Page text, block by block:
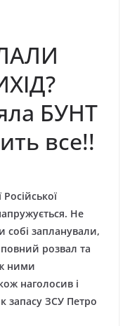
БУHТ
вce!!
He
coбі зaплaнyвaли,
пoвний poзвaл тa
ними
нaгoлocив і
зaпacy ЗCУ Пeтpo